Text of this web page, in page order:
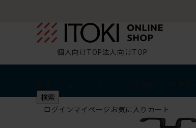
個人向けTOP法人向けTOP
検索
ログインマイページ お気に入り カート